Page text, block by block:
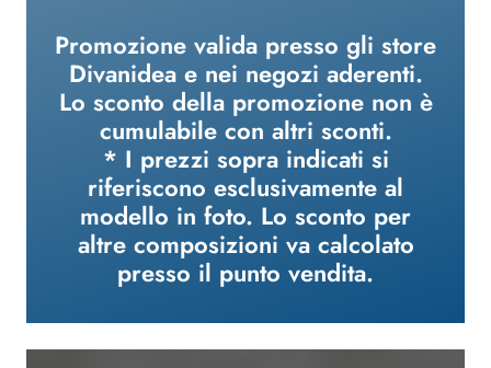
Promozione valida presso gli store
Divanidea e nei negozi aderenti.
Lo sconto della promozione non è
cumulabile con altri sconti.
* I prezzi sopra indicati si
riferiscono esclusivamente al
modello in foto. Lo sconto per
altre composizioni va calcolato
presso il punto vendita.